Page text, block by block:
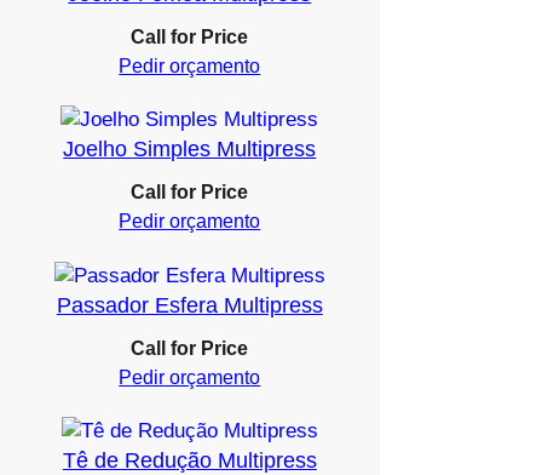
Call for Price
Pedir orçamento
Joelho Simples Multipress
Call for Price
Pedir orçamento
Passador Esfera Multipress
Call for Price
Pedir orçamento
Tê de Redução Multipress